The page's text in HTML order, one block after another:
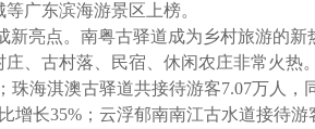
广东滨海游景区上榜。
新亮点。南粤古驿道成为乡村旅游的新
、古村落、民宿、休闲农庄非常火热
珠海淇澳古驿道共接待游客7.07万人，
增长35%；云浮郁南南江古水道接待游